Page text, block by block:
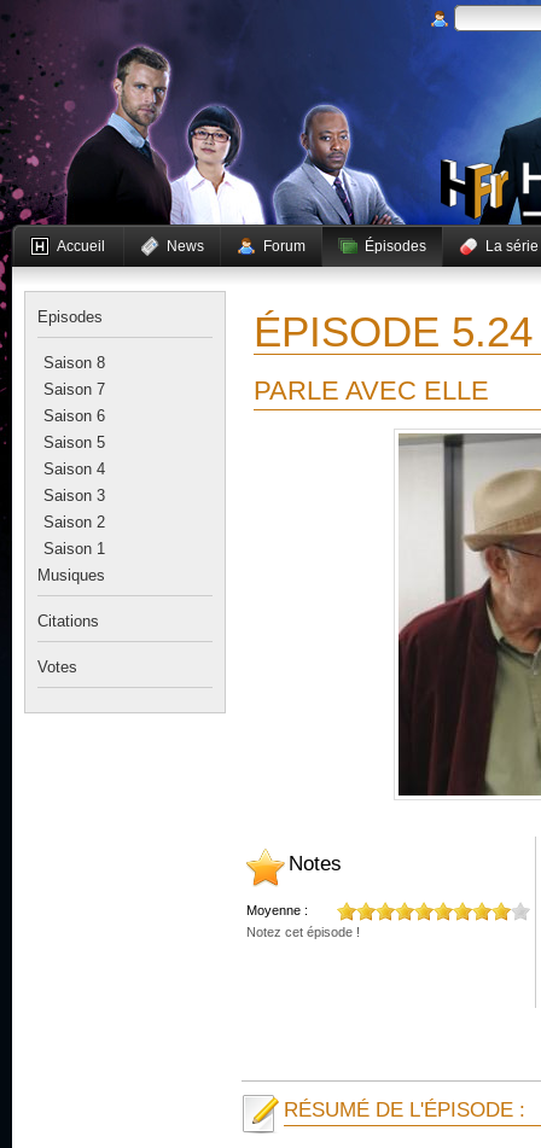
Accueil News Forum Épisodes La série
Episodes
Saison 8
Saison 7
Saison 6
Saison 5
Saison 4
Saison 3
Saison 2
Saison 1
Musiques
Citations
Votes
ÉPISODE
PARLE AVEC ELLE
Notes
Moyenne :
Notez cet épisode !
RÉSUMÉ DE L'ÉPISODE :